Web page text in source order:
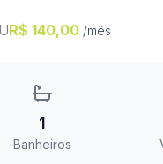
R$ 140,00 /mês
1
Banheiros